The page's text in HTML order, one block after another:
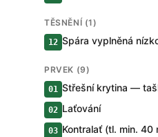
TĚSNĚNÍ (1)
12 Spára vyplněná
PRVEK (9)
01 Střešní krytina —
02 Laťování
03 Kontralať (tl. min. 40